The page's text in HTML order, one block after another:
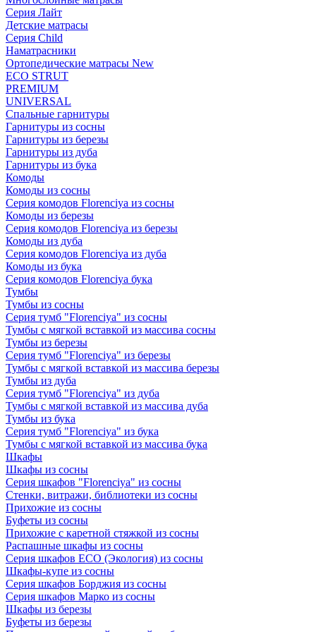
Серия Лайт
Детские матрасы
Серия Child
Наматрасники
Ортопедические матрасы New
ECO STRUT
PREMIUM
UNIVERSAL
Спальные гарнитуры
Гарнитуры из сосны
Гарнитуры из березы
Гарнитуры из дуба
Гарнитуры из бука
Комоды
Комоды из сосны
Серия комодов Florenciya из сосны
Комоды из березы
Серия комодов Florenciya из березы
Комоды из дуба
Серия комодов Florenciya из дуба
Комоды из бука
Серия комодов Florenciya бука
Тумбы
Тумбы из сосны
Серия тумб "Florenciya" из сосны
Тумбы с мягкой вставкой из массива сосны
Тумбы из березы
Серия тумб "Florenciya" из березы
Тумбы с мягкой вставкой из массива березы
Тумбы из дуба
Серия тумб "Florenciya" из дуба
Тумбы с мягкой вставкой из массива дуба
Тумбы из бука
Серия тумб "Florenciya" из бука
Тумбы с мягкой вставкой из массива бука
Шкафы
Шкафы из сосны
Серия шкафов "Florenciya" из сосны
Стенки, витражи, библиотеки из сосны
Прихожие из сосны
Буфеты из сосны
Прихожие с каретной стяжкой из сосны
Распашные шкафы из сосны
Серия шкафов ECO (Экология) из сосны
Шкафы-купе из сосны
Серия шкафов Борджия из сосны
Серия шкафов Марко из сосны
Шкафы из березы
Буфеты из березы